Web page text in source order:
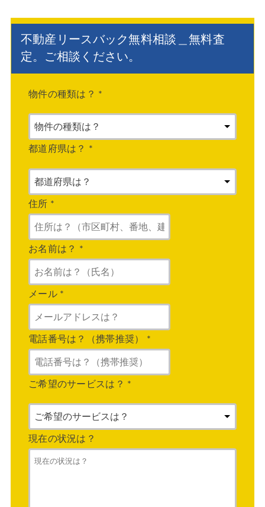
不動産リースバック無料相談＿無料査
定。ご相談ください。
物件の種類は？ *
都道府県は？ *
住所 *
お名前は？ *
メール *
電話番号は？（携帯推奨） *
ご希望のサービスは？ *
現在の状況は？